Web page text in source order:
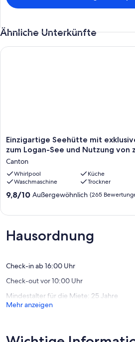
Ähnliche Unterkünfte
Einzigartige
Seehütte
exklusivem
Zugang
zum
Logan-
See
zwei
Einzigartige Seehütte mit
zum Logan-See und Nutzung von
Canton
Whirlpool
Küche
Waschmaschine
Trockner
9.8
(265
Bewertungen)
9,8/10 Außergewöhnlich (265
Einzigartige Seehütte mit
Hausordnung
Check-in ab 16:00 Uhr
Check-out vor 10:00 Uhr
Mindestalter für die Miete: 25 Jahre
Mehr anzeigen